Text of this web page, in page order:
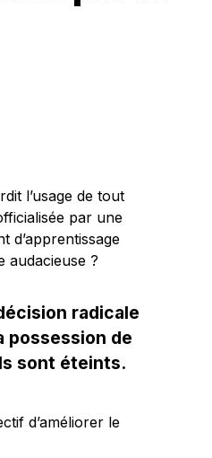
l’usage de tout
par une
d’apprentissage
audacieuse ?
radicale
possession de
sont éteints.
d’améliorer le